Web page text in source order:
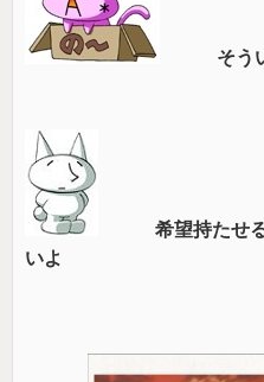
そうい
希望持たせる
いよ